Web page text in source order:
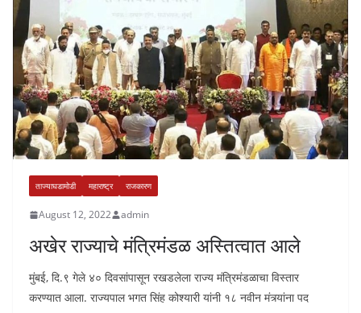
ताज्याघडामोडी महाराष्ट्र राजकारण
August 12, 2022 admin
अखेर राज्याचे मंत्रिमंडळ अस्तित्वात आले
मुंबई, दि.९ गेले ४० दिवसांपासून रखडलेला राज्य मंत्रिमंडळाचा विस्तार
करण्यात आला. राज्यपाल भगत सिंह कोश्यारी यांनी १८ नवीन मंत्र्यांना पद